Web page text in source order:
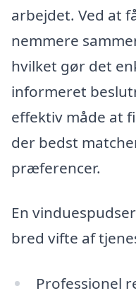
arbejdet. Ved at
nemmere
hvilket gør det
informeret
effektiv måde at
der bedst
præferencer.
En
bred vifte af
Professionel